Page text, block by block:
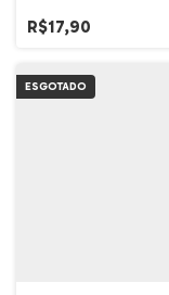
R$17,90
ESGOTADO